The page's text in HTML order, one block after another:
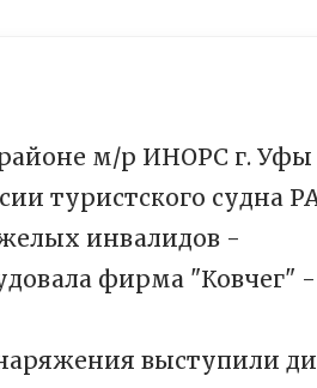
районе м/р ИНОРС г.
туристского судна
инвалидов -
фирма "Ковчег"
выступили